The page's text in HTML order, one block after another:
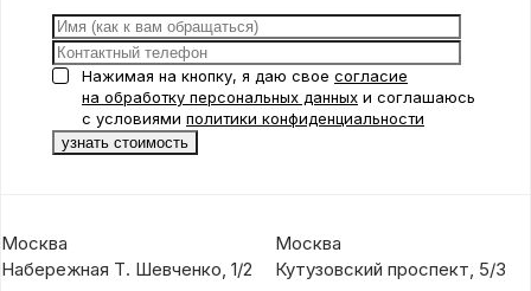
Нажимая на кнопку, я даю свое согласие
на обработку персональных данных и соглашаюсь
с условиями политики конфиденциальности
Москва
Набережная Т. Шевченко, 1/2
Москва
Кутузовский проспект, 5/3